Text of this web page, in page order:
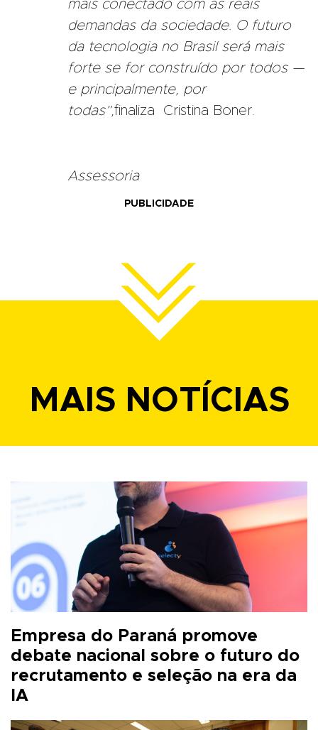
mais conectado com as reais
demandas da sociedade. O futuro
da tecnologia no Brasil será mais
forte se for construído por todos —
e principalmente, por
todas”,finaliza Cristina Boner.
Assessoria
PUBLICIDADE
MAIS NOTÍCIAS
Empresa do Paraná promove
debate nacional sobre o futuro do
recrutamento e seleção na era da
IA